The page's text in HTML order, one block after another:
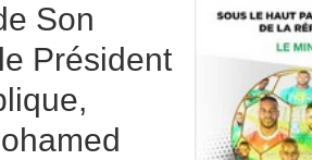
Son
Président